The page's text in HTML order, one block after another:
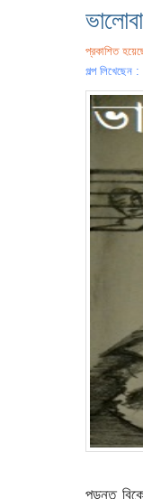
প্রকাশিত
গল্প লিখেছেন :
পড়ন্ত